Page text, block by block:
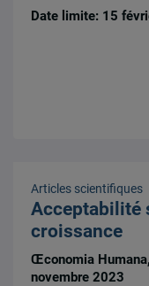
Date limite: 15
Articles scientifiques
Acceptabilité
croissance
Œconomia
novembre 2023